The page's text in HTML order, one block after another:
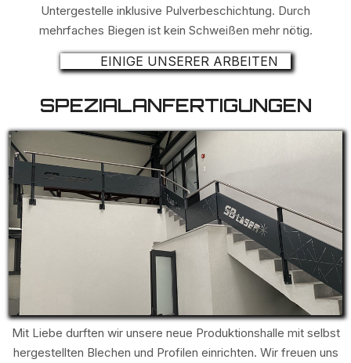
Untergestelle inklusive Pulverbeschichtung. Durch
mehrfaches Biegen ist kein Schweißen mehr nötig.
EINIGE UNSERER ARBEITEN
SPEZIALANFERTIGUNGEN
Mit Liebe durften wir unsere neue Produktionshalle mit selbst
hergestellten Blechen und Profilen einrichten. Wir freuen uns